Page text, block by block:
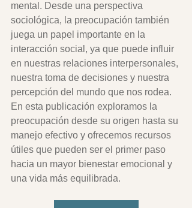
mental. Desde una perspectiva
sociológica, la preocupación también
juega un papel importante en la
interacción social, ya que puede influir
en nuestras relaciones interpersonales,
nuestra toma de decisiones y nuestra
percepción del mundo que nos rodea.
En esta publicación exploramos la
preocupación desde su origen hasta su
manejo efectivo y ofrecemos recursos
útiles que pueden ser el primer paso
hacia un mayor bienestar emocional y
una vida más equilibrada.